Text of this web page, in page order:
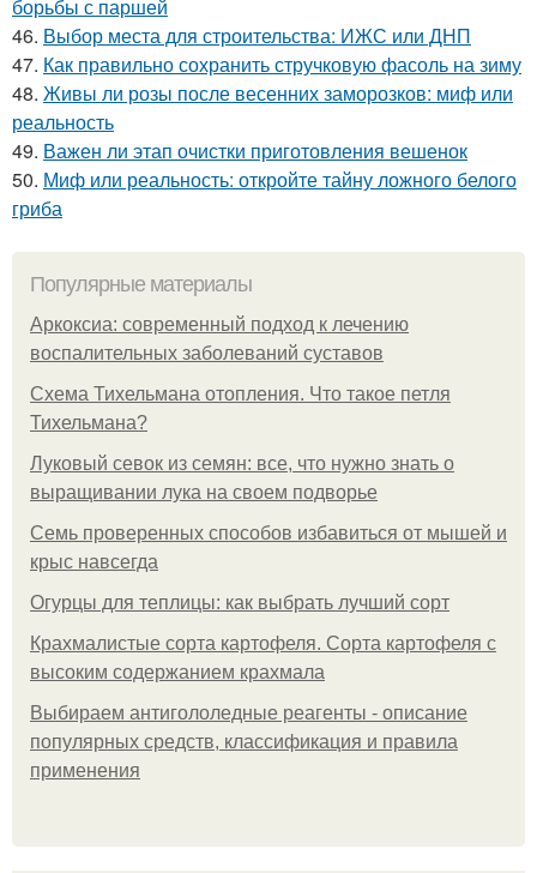
борьбы с паршей
46. Выбор места для строительства: ИЖС или ДНП
47. Как правильно сохранить стручковую фасоль на зиму
48. Живы ли розы после весенних заморозков: миф или
реальность
49. Важен ли этап очистки приготовления вешенок
50. Миф или реальность: откройте тайну ложного белого
гриба
Популярные материалы
Аркоксиа: современный подход к лечению
воспалительных заболеваний суставов
Схема Тихельмана отопления. Что такое петля
Тихельмана?
Луковый севок из семян: все, что нужно знать о
выращивании лука на своем подворье
Семь проверенных способов избавиться от мышей и
крыс навсегда
Огурцы для теплицы: как выбрать лучший сорт
Крахмалистые сорта картофеля. Сорта картофеля с
высоким содержанием крахмала
Выбираем антигололедные реагенты - описание
популярных средств, классификация и правила
применения